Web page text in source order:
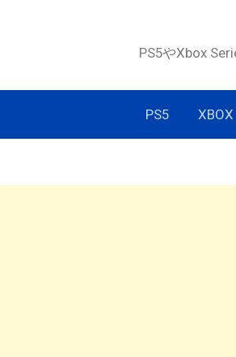
PS5やXbox
PS5 XBOX